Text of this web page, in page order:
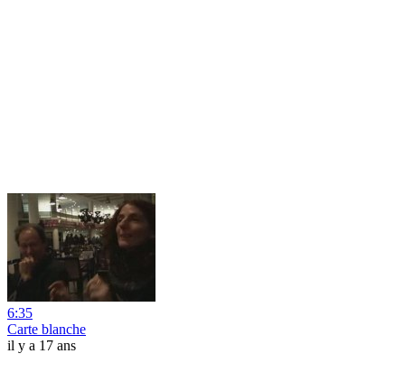
6:35
Carte blanche
il y a 17 ans